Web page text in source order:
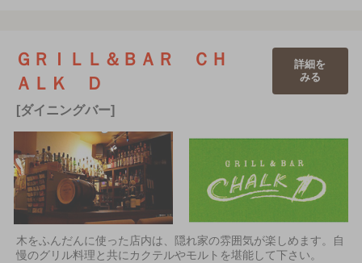
ＧＲＩＬＬ＆ＢＡＲ ＣＨ
ＡＬＫ Ｄ
[ダイニングバー]
詳細を
みる
木をふんだんに使った店内は、隠れ家の雰囲気が楽しめます。自
慢のグリル料理と共にカクテルやモルトを堪能して下さい。